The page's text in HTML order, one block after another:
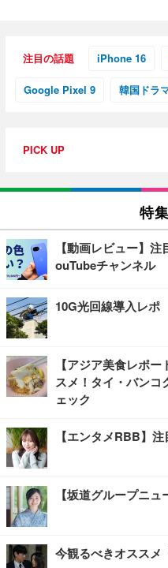
注目の話題 iPhone 16
Google Pixel 9 韓国ドラ
PICK UP
特
【動画レビュー】
ouTubeチャンネル
10G光回線導入レポ
【アジア美食レポ
スメ！タイ・バンコ
ェック
【エンタメRBB】
【坂道グループニ
今観るべきオススメ